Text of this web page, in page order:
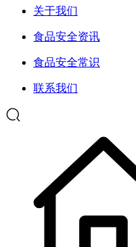
关于我们
食品安全资讯
食品安全常识
联系我们